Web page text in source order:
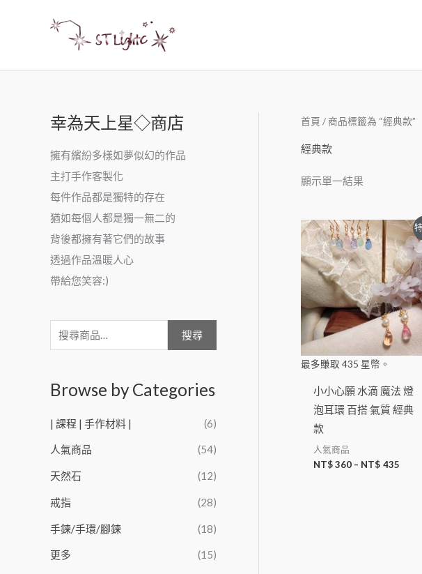
幸為天上星◇商店
擁有繽紛多樣如夢似幻的作品
主打手作客製化
每件作品都是獨特的存在
猶如每個人都是獨一無二的
背後都擁有著它們的故事
透過作品溫暖人心
帶給您笑容:)
搜尋
Browse by Categories
| 課程 | 手作材料 | (6)
人氣商品 (54)
天然石 (12)
戒指 (28)
手鍊/手環/腳鍊 (18)
更多 (15)
首頁 / 商品標籤為 “經典款”
經典款
顯示單一結果
最多賺取 435 星幣。
小小心願 水滴 魔法 燈
泡耳環 百搭 氣質 經典
款
人氣商品
NT$ 360 – NT$ 435